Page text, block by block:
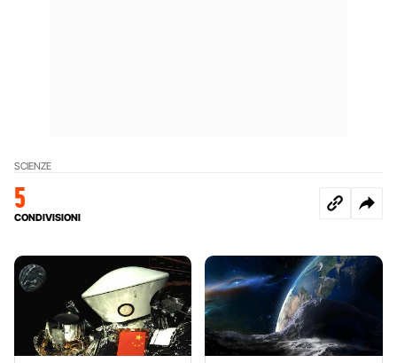
SCIENZE
5
CONDIVISIONI